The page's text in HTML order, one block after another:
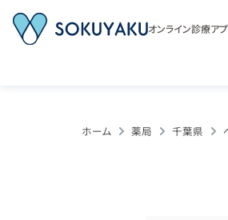
オンライン診療ア
ホーム 薬局 千葉県